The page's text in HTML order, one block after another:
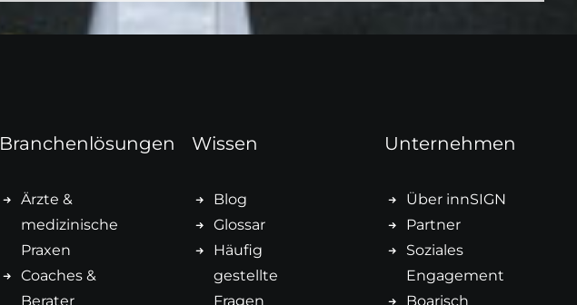
Branchenlösungen
Ärzte &
medizinische
Praxen
Coaches &
Berater
Wissen
Blog
Glossar
Häufig
gestellte
Fragen
Unternehmen
Über innSIGN
Partner
Soziales
Engagement
Boarisch